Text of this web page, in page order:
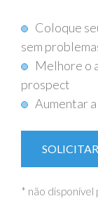
Coloque
sem
Melhore o
prospect
Aumentar
* não disponível